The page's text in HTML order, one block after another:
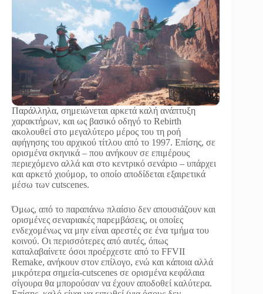
Παράλληλα, σημειώνεται αρκετά καλή ανάπτυξη
χαρακτήρων, και ως βασικό οδηγό το Rebirth
ακολουθεί στο μεγαλύτερο μέρος του τη ροή
αφήγησης του αρχικού τίτλου από το 1997. Επίσης, σε
ορισμένα σκηνικά – που ανήκουν σε επιμέρους
περιεχόμενο αλλά και στο κεντρικό σενάριο – υπάρχει
και αρκετό χιούμορ, το οποίο αποδίδεται εξαιρετικά
μέσω των cutscenes.
Όμως, από το παραπάνω πλαίσιο δεν απουσιάζουν και
ορισμένες σεναριακές παρεμβάσεις, οι οποίες
ενδεχομένως να μην είναι αρεστές σε ένα τμήμα του
κοινού. Οι περισσότερες από αυτές, όπως
καταλαβαίνετε όσοι προέρχεστε από το FFVII
Remake, ανήκουν στον επίλογο, ενώ και κάποια αλλά
μικρότερα σημεία-cutscenes σε ορισμένα κεφάλαια
σίγουρα θα μπορούσαν να έχουν αποδοθεί καλύτερα.